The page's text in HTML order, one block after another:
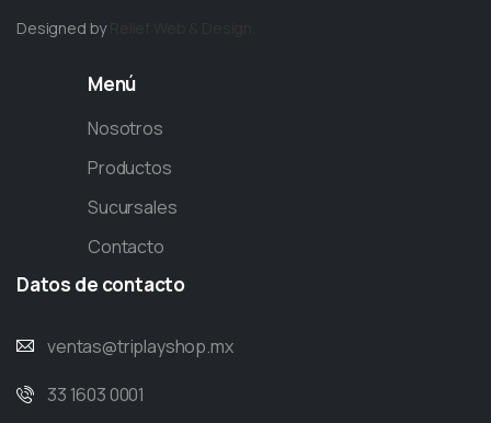
Designed by
Menú
Nosotros
Productos
Sucursales
Contacto
Datos de contacto
ventas@triplayshop.mx
33 1603 0001